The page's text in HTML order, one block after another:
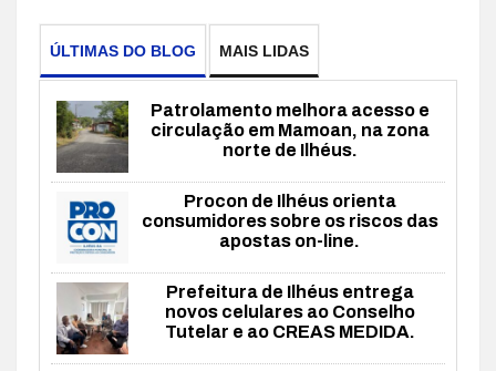
ÚLTIMAS DO BLOG MAIS LIDAS
Patrolamento melhora acesso e
circulação em Mamoan, na zona
norte de Ilhéus.
Procon de Ilhéus orienta
consumidores sobre os riscos das
apostas on-line.
Prefeitura de Ilhéus entrega
novos celulares ao Conselho
Tutelar e ao CREAS MEDIDA.